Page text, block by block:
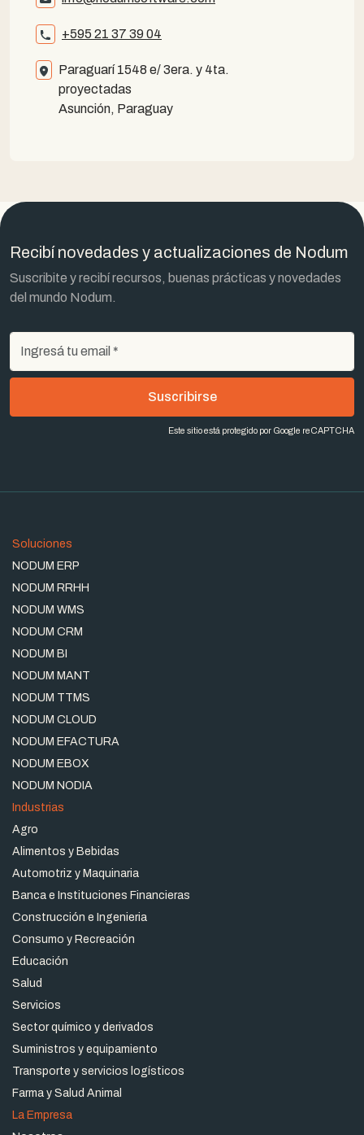
+595 21 37 39 04
Paraguarí 1548 e/ 3era. y 4ta.
proyectadas
Asunción, Paraguay
Recibí novedades y actualizaciones de Nodum
Suscribite y recibí recursos, buenas prácticas y novedades
del mundo Nodum.
Suscribirse
Este sitio está protegido por Google reCAPTCHA
Soluciones
NODUM ERP
NODUM RRHH
NODUM WMS
NODUM CRM
NODUM BI
NODUM MANT
NODUM TTMS
NODUM CLOUD
NODUM EFACTURA
NODUM EBOX
NODUM NODIA
Industrias
Agro
Alimentos y Bebidas
Automotriz y Maquinaria
Banca e Instituciones Financieras
Construcción e Ingenieria
Consumo y Recreación
Educación
Salud
Servicios
Sector químico y derivados
Suministros y equipamiento
Transporte y servicios logísticos
Farma y Salud Animal
La Empresa